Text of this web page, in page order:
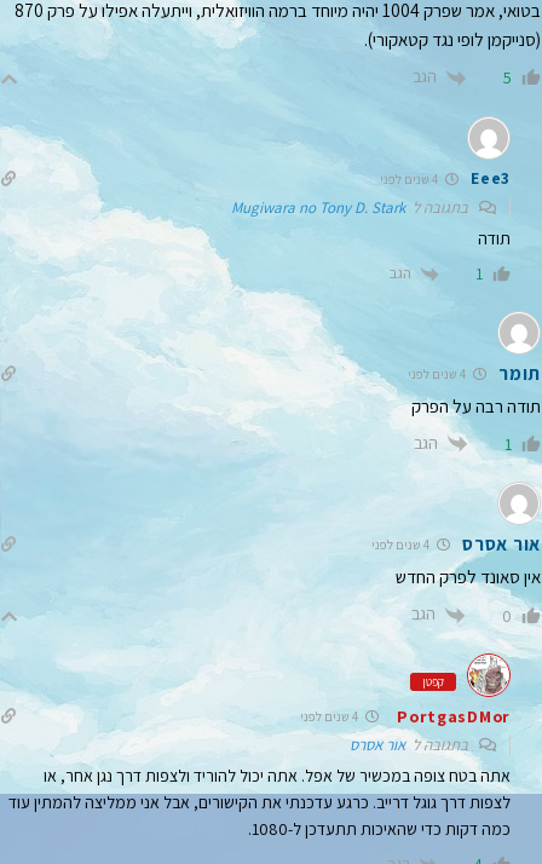
בטואי, אמר שפרק 1004 יהיה מיוחד ברמה הוויזואלית, וייתעלה אפילו על פרק 870
(סנייקמן לופי נגד קטאקורי).
5 הגב
Eee3
בתגובה לMugiwara no Tony D. Stark
תודה
1 הגב
תומר
תודה רבה על הפרק
1 הגב
אור אסרס
אין סאונד לפרק החדש
0 הגב
קפטן
PortgasDMor
בתגובה לאור אסרס
אתה בטח צופה במכשיר של אפל. אתה יכול להוריד ולצפות דרך נגן אחר, או
לצפות דרך גוגל דרייב. כרגע עדכנתי את הקישורים, אבל אני ממליצה להמתין עוד
כמה דקות כדי שהאיכות תתעדכן ל-1080.